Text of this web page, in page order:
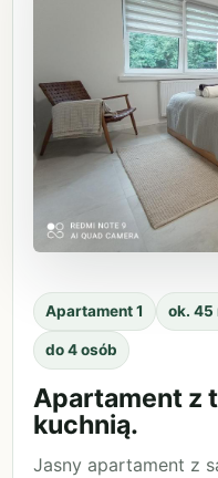
Apartament 1 ok. 45
do 4 osób
Apartament z
kuchnią.
Jasny apartament z